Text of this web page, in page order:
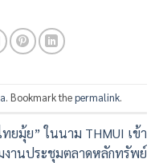
. Bookmark thepermalink.
ทยมุ้ย” ในนาม THMUI เข้า
งานประชุมตลาดหลักทรัพย์